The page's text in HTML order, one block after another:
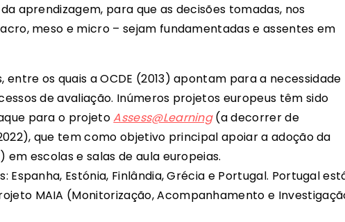
aprendizagem, para que as decisões tomadas, nos
meso e micro – sejam fundamentadas e assentes em
os quais a OCDE (2013) apontam para a necessidade
de avaliação. Inúmeros projetos europeus têm sido
para o projetoAssess@Learning(a decorrer de
que tem como objetivo principal apoiar a adoção da
escolas e salas de aula europeias.
Espanha, Estónia, Finlândia, Grécia e Portugal. Portugal
MAIA (Monitorização, Acompanhamento e